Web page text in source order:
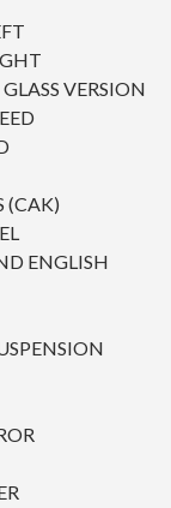
VERSION
(CAK)
ENGLISH